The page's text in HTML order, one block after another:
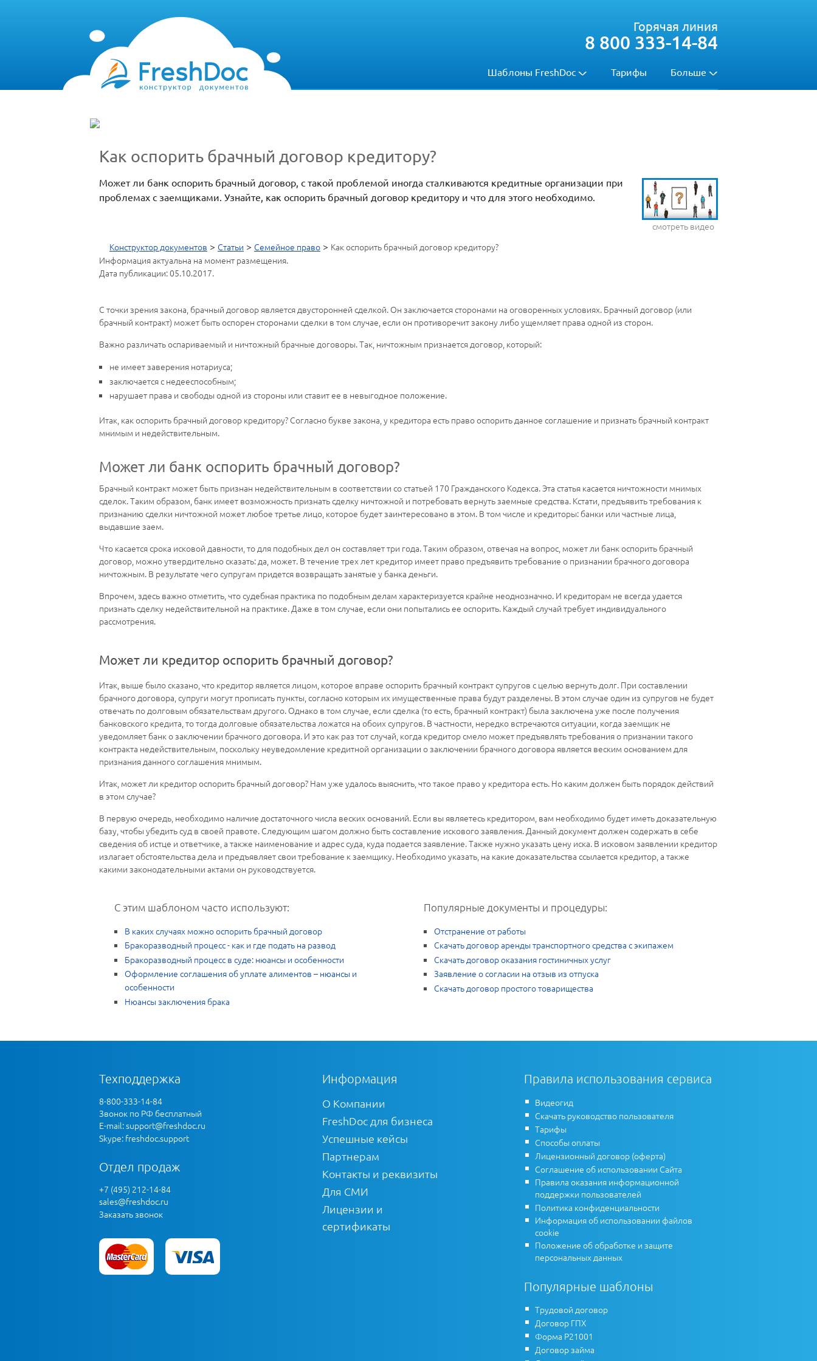
Шаблоны FreshDoc Тарифы Больше
Горячая линия
8 800 333-14-84
Как оспорить брачный договор кредитору?
смотреть видео
Может ли банк оспорить брачный договор, с такой проблемой иногда сталкиваются кредитные организации при
проблемах с заемщиками. Узнайте, как оспорить брачный договор кредитору и что для этого необходимо.
Конструктор документов > Статьи > Семейное право > Как оспорить брачный договор кредитору?
Информация актуальна на момент размещения.
Дата публикации: 05.10.2017.
С точки зрения закона, брачный договор является двусторонней сделкой. Он заключается сторонами на оговоренных условиях. Брачный договор (или
брачный контракт) может быть оспорен сторонами сделки в том случае, если он противоречит закону либо ущемляет права одной из сторон.
Важно различать оспариваемый и ничтожный брачные договоры. Так, ничтожным признается договор, который:
не имеет заверения нотариуса;
заключается с недееспособным;
нарушает права и свободы одной из стороны или ставит ее в невыгодное положение.
Итак, как оспорить брачный договор кредитору? Согласно букве закона, у кредитора есть право оспорить данное соглашение и признать брачный контракт
мнимым и недействительным.
Может ли банк оспорить брачный договор?
Брачный контракт может быть признан недействительным в соответствии со статьей 170 Гражданского Кодекса. Эта статья касается ничтожности мнимых
сделок. Таким образом, банк имеет возможность признать сделку ничтожной и потребовать вернуть заемные средства. Кстати, предъявить требования к
признанию сделки ничтожной может любое третье лицо, которое будет заинтересовано в этом. В том числе и кредиторы: банки или частные лица,
выдавшие заем.
Что касается срока исковой давности, то для подобных дел он составляет три года. Таким образом, отвечая на вопрос, может ли банк оспорить брачный
договор, можно утвердительно сказать: да, может. В течение трех лет кредитор имеет право предъявить требование о признании брачного договора
ничтожным. В результате чего супругам придется возвращать занятые у банка деньги.
Впрочем, здесь важно отметить, что судебная практика по подобным делам характеризуется крайне неоднозначно. И кредиторам не всегда удается
признать сделку недействительной на практике. Даже в том случае, если они попытались ее оспорить. Каждый случай требует индивидуального
рассмотрения.
Может ли кредитор оспорить брачный договор?
Итак, выше было сказано, что кредитор является лицом, которое вправе оспорить брачный контракт супругов с целью вернуть долг. При составлении
брачного договора, супруги могут прописать пункты, согласно которым их имущественные права будут разделены. В этом случае один из супругов не будет
отвечать по долговым обязательствам другого. Однако в том случае, если сделка (то есть, брачный контракт) была заключена уже после получения
банковского кредита, то тогда долговые обязательства ложатся на обоих супругов. В частности, нередко встречаются ситуации, когда заемщик не
уведомляет банк о заключении брачного договора. И это как раз тот случай, когда кредитор смело может предъявлять требования о признании такого
контракта недействительным, поскольку неуведомление кредитной организации о заключении брачного договора является веским основанием для
признания данного соглашения мнимым.
Итак, может ли кредитор оспорить брачный договор? Нам уже удалось выяснить, что такое право у кредитора есть. Но каким должен быть порядок действий
в этом случае?
В первую очередь, необходимо наличие достаточного числа веских оснований. Если вы являетесь кредитором, вам необходимо будет иметь доказательную
базу, чтобы убедить суд в своей правоте. Следующим шагом должно быть составление искового заявления. Данный документ должен содержать в себе
сведения об истце и ответчике, а также наименование и адрес суда, куда подается заявление. Также нужно указать цену иска. В исковом заявлении кредитор
излагает обстоятельства дела и предъявляет свои требование к заемщику. Необходимо указать, на какие доказательства ссылается кредитор, а также
какими законодательными актами он руководствуется.
С этим шаблоном часто используют:
В каких случаях можно оспорить брачный договор
Бракоразводный процесс - как и где подать на развод
Бракоразводный процесс в суде: нюансы и особенности
Оформление соглашения об уплате алиментов – нюансы и
особенности
Нюансы заключения брака
Популярные документы и процедуры:
Отстранение от работы
Скачать договор аренды транспортного средства с экипажем
Скачать договор оказания гостиничных услуг
Заявление о согласии на отзыв из отпуска
Скачать договор простого товарищества
Техподдержка
8-800-333-14-84
Звонок по РФ бесплатный
E-mail:support@freshdoc.ru
Skype: freshdoc.support
Отдел продаж
+7 (495) 212-14-84
sales@freshdoc.ru
Заказать звонок
Информация
О Компании
FreshDoc для бизнеса
Успешные кейсы
Партнерам
Контакты и реквизиты
Для СМИ
Лицензии и
сертификаты
Правила использования сервиса
Видеогид
Скачать руководство пользователя
Тарифы
Способы оплаты
Лицензионный договор (оферта)
Соглашение об использовании Сайта
Правила оказания информационной
поддержки пользователей
Политика конфиденциальности
Информация об использовании файлов
cookie
Положение об обработке и защите
персональных данных
Популярные шаблоны
Трудовой договор
Договор ГПХ
Форма Р21001
Договор займа